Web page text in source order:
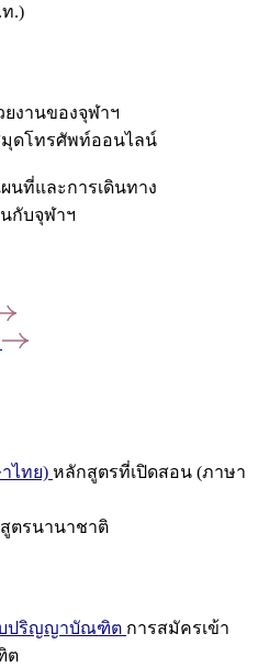
.)
งานของจุฬาฯ
ดโทรศัพท์ออนไลน์
นที่และการเดินทาง
กับจุฬาฯ
ไทย) หลักสูตรที่เปิดสอน (ภาษา
ตรนานาชาติ
บปริญญาบัณฑิต การสมัครเข้า
ต